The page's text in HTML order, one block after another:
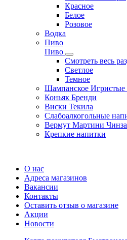
Красное
Белое
Розовое
Водка
Пиво
Пиво
Смотреть весь
Cветлое
Темное
Шампанское Игристые
Коньяк Бренди
Виски Текила
Слабоалкогольные
Вермут Мартини
Крепкие напитки
О нас
Адреса магазинов
Вакансии
Контакты
Оставить отзыв о магазине
Акции
Новости